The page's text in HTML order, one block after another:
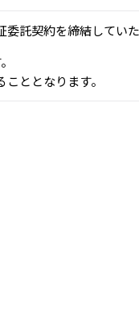
託契約を締結していた
ととなります。